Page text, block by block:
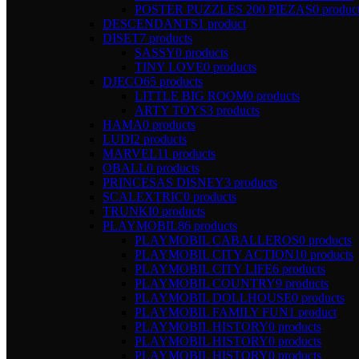
POSTER PUZZLES 200 PIEZAS0
DESCENDANTS1 product
DISET7 products
SASSY0 products
TINY LOVE0 products
DJECO65 products
LITTLE BIG ROOM0 products
ARTY TOYS3 products
HAMA0 products
LUDI2 products
MARVEL11 products
OBALL0 products
PRINCESAS DISNEY3 products
SCALEXTRIC0 products
TRUNKI0 products
PLAYMOBIL86 products
PLAYMOBIL CABALLEROS0 products
PLAYMOBIL CITY ACTION10 products
PLAYMOBIL CITY LIFE6 products
PLAYMOBIL COUNTRY9 products
PLAYMOBIL DOLLHOUSE0 products
PLAYMOBIL FAMILY FUN1 product
PLAYMOBIL HISTORY0 products
PLAYMOBIL HISTORY0 products
PLAYMOBIL HISTORY0 products